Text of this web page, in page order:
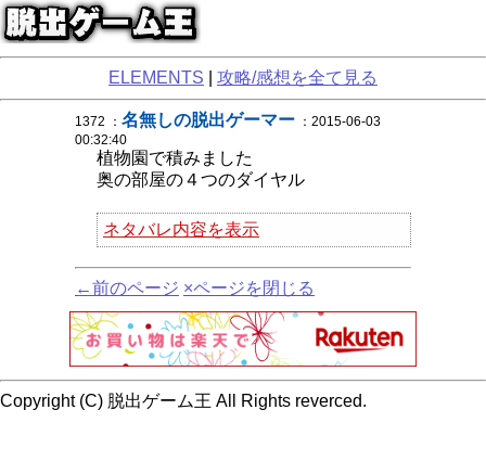
ELEMENTS 攻略/感想を全て見る
1372 ： 名無しの脱出ゲーマー ：2015-06-03
00:32:40
植物園で積みました
奥の部屋の４つのダイヤル
ネタバレ内容を表示
←前のページ ×ページを閉じる
Copyright (C) 脱出ゲーム王 All Rights reverced.